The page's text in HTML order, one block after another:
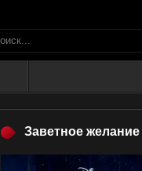
Заветное желание